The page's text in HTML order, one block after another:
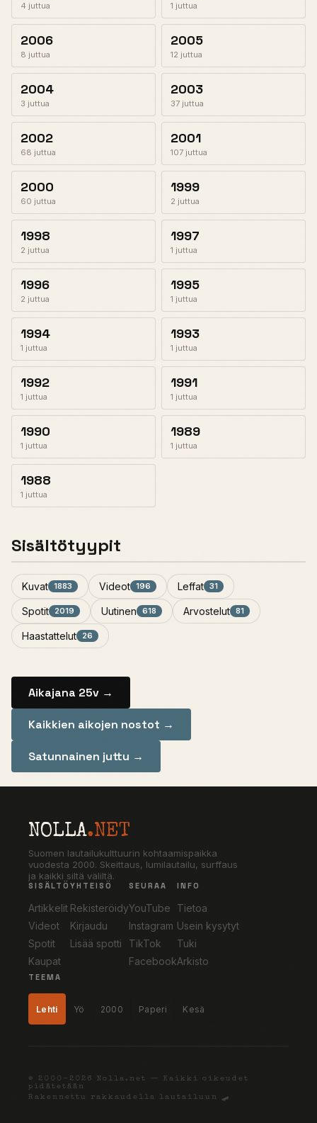
4 juttua 1 juttua
2006
8 juttua
2005
12 juttua
2004
3 juttua
2003
37 juttua
2002
68 juttua
2001
107 juttua
2000
60 juttua
1999
2 juttua
1998
2 juttua
1997
1 juttua
1996
2 juttua
1995
1 juttua
1994
1 juttua
1993
1 juttua
1992
1 juttua
1991
1 juttua
1990
1 juttua
1989
1 juttua
1988
1 juttua
Sisältötyypit
Kuvat 1883 Videot 196 Leffat 31
Spotit 2019 Uutinen 618 Arvostelut 81
Haastattelut 26
Aikajana 25v →
Kaikkien aikojen nostot →
Satunnainen juttu →
NOLLA.NET
Suomen lautailukulttuurin kohtaamispaikka
vuodesta 2000. Skeittaus, lumilautailu, surffaus
ja kaikki siltä väliltä.
SISÄLTÖ
Artikkelit
Videot
Spotit
Kaupat
YHTEISÖ
Rekisteröidy
Kirjaudu
Lisää spotti
SEURAA
YouTube
Instagram
TikTok
Facebook
INFO
Tietoa
Usein kysytyt
Tuki
Arkisto
TEEMA
Lehti Yö 2000 Paperi Kesä
© 2000–2026 Nolla.net — Kaikki oikeudet
pidätetään
Rakennettu rakkaudella lautailuun 🛹